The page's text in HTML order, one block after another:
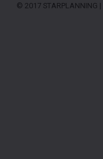
© 2017 STARPLANNING |